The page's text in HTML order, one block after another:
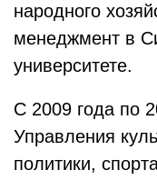
народного
менеджмент в
университете.
С 2009 года по
Управления
политики,